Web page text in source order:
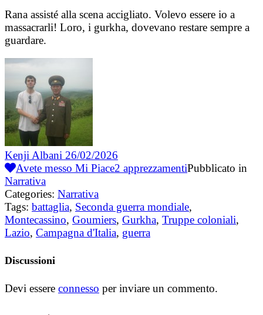
Rana assisté alla scena accigliato. Volevo essere io a
massacrarli! Loro, i gurkha, dovevano restare sempre a
guardare.
Kenji Albani 26/02/2026
Avete messo Mi Piace2 apprezzamentiPubblicato in
Narrativa
Categories: Narrativa
Tags: battaglia, Seconda guerra mondiale,
Montecassino, Goumiers, Gurkha, Truppe coloniali,
Lazio, Campagna d'Italia, guerra
Discussioni
Devi essere connesso per inviare un commento.